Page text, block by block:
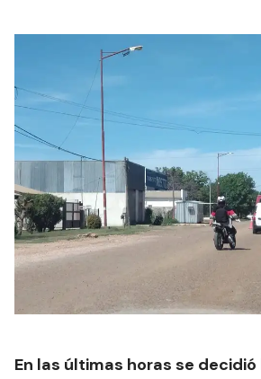
En las últimas horas se